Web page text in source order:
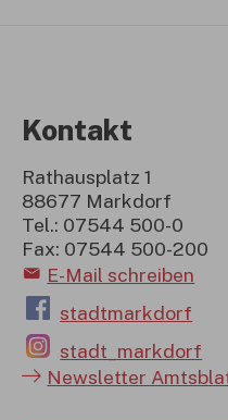
Kontakt
Rathausplatz 1
88677 Markdorf
Tel.: 07544 500-0
Fax: 07544 500-200
E-Mail schreiben
stadtmarkdorf
stadt_markdorf
Newsletter